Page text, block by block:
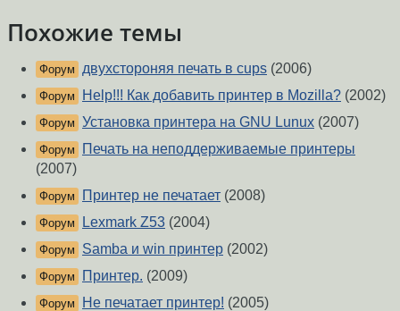
Похожие темы
Форум двухстороняя печать в cups (2006)
Форум Help!!! Как добавить принтер в Mozilla? (2002)
Форум Установка принтера на GNU Lunux (2007)
Форум
Печать на неподдерживаемые принтеры
(2007)
Форум Принтер не печатает (2008)
Форум Lexmark Z53 (2004)
Форум Samba и win принтер (2002)
Форум Принтер. (2009)
Форум Не печатает принтер! (2005)